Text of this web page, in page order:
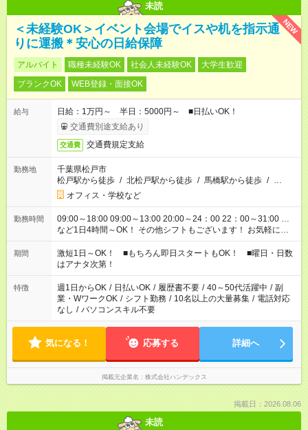
未読
NEW
＜未経験OK＞イベント会場でイスや机を指示通
りに運搬＊安心の日給保障
アルバイト 職種未経験OK 社会人未経験OK
大学生歓迎
ブランクOK
WEB登録・面接OK
給与
日給：1万円～ 半日：5000円～ ■日払いOK！
交通費別途支給あり
交通費 交通費規定支給
勤務地
千葉県松戸市
松戸駅から徒歩 / 北松戸駅から徒歩 / 馬橋駅から徒歩 / …
オフィス・学校など
勤務時間
09:00～18:00 09:00～13:00 20:00～24：00 22：00～31:00 …
など1日4時間～OK！ その他シフトもございます！ お気軽にご
相談ください！
期間
激短1日～OK！ ■もちろん即日スタートもOK！ ■曜日・日数
はアナタ次第！
特徴 週1日からOK / 日払いOK / 履歴書不要 / 40～50代活躍中 / 副
業・WワークOK / シフト勤務 / 10名以上の大量募集 / 電話対応
なし / パソコンスキル不要
気になる！ 応募する 詳細へ
掲載元企業名 株式会社ハンデックス
掲載日：2026.08.06
未読